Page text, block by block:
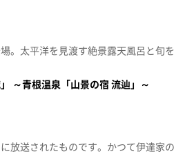
～青根温泉「山景の宿 流辿」～